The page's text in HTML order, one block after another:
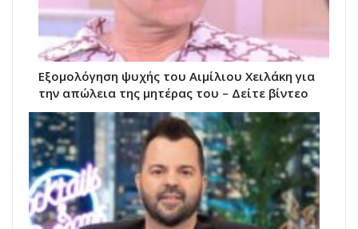
Εξομολόγηση ψυχής του Αιμίλιου Χειλάκη για
την απώλεια της μητέρας του – Δείτε βίντεο